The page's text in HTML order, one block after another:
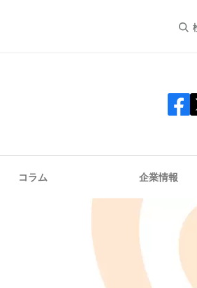
コラム 企業情報